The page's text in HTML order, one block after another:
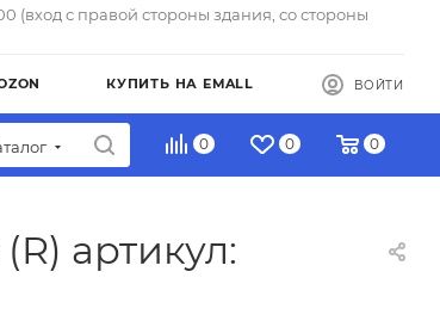
(вход с правой стороны здания, со стороны
КУПИТЬ НА EMALL ВОЙТИ
0 0 0
артикул: